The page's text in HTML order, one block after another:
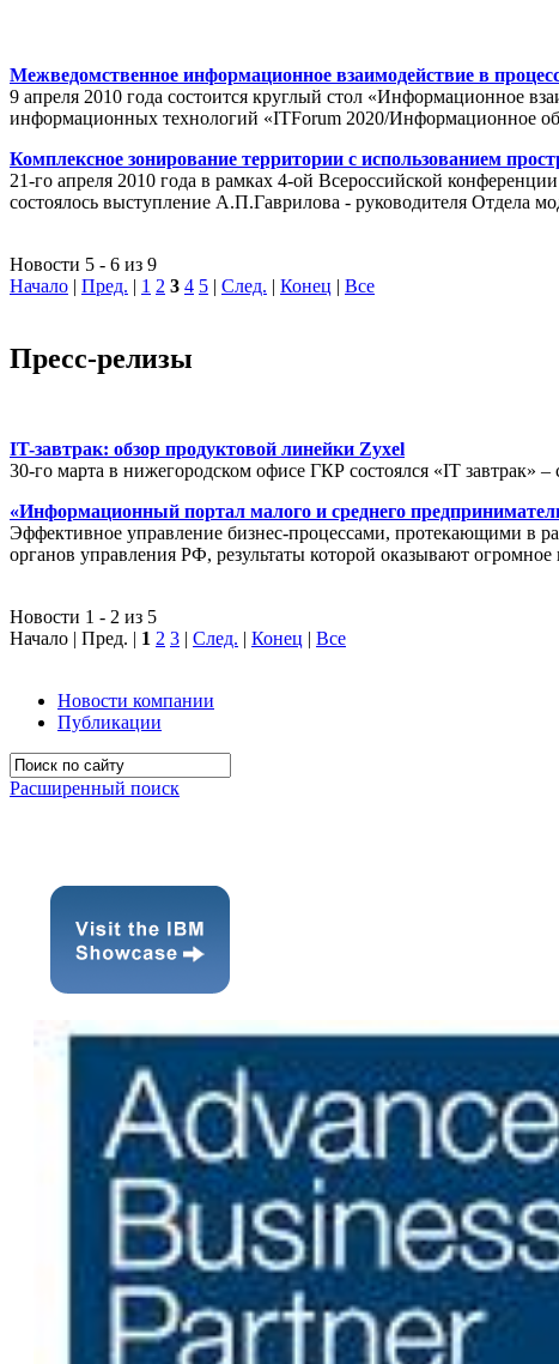
Межведомственное информационное взаимодействие в
9 апреля 2010 года состоится круглый стол «Информационное
информационных технологий «ITForum 2020/Информационное
Комплексное зонирование территории с использованием
21-го апреля 2010 года в рамках 4-ой Всероссийской
состоялось выступление А.П.Гаврилова - руководителя Отдела
Новости 5 - 6 из 9
Начало | Пред. | 1 2 3 4 5 | След. | Конец | Все
Пресс-релизы
IT-завтрак: обзор продуктовой линейки Zyxel
30-го марта в нижегородском офисе ГКР состоялся «IT
«Информационный портал малого и среднего
Эффективное управление бизнес-процессами, протекающими в
органов управления РФ, результаты которой оказывают
Новости 1 - 2 из 5
Начало | Пред. | 1 2 3 | След. | Конец | Все
Новости компании
Публикации
Расширенный поиск